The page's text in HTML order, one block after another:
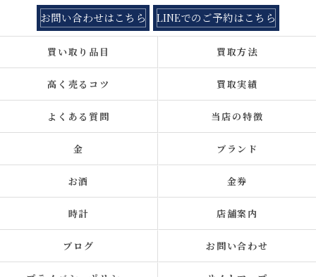
お問い合わせはこちら LINEでのご予約はこちら
買い取り品目 買取方法
高く売るコツ 買取実績
よくある質問 当店の特徴
金 ブランド
お酒 金券
時計 店舗案内
ブログ お問い合わせ